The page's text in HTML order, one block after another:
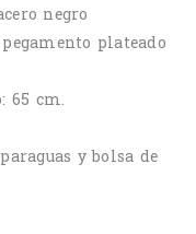
negro
plateado
65 cm.
y bolsa de